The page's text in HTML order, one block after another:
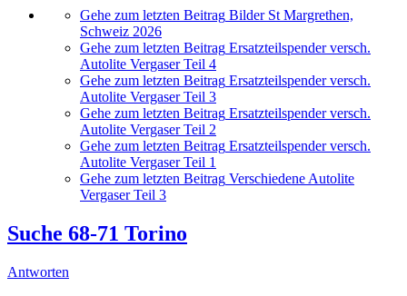
Gehe zum letzten Beitrag Bilder St Margrethen,
Schweiz 2026
Gehe zum letzten Beitrag Ersatzteilspender versch.
Autolite Vergaser Teil 4
Gehe zum letzten Beitrag Ersatzteilspender versch.
Autolite Vergaser Teil 3
Gehe zum letzten Beitrag Ersatzteilspender versch.
Autolite Vergaser Teil 2
Gehe zum letzten Beitrag Ersatzteilspender versch.
Autolite Vergaser Teil 1
Gehe zum letzten Beitrag Verschiedene Autolite
Vergaser Teil 3
Suche 68-71 Torino
Antworten